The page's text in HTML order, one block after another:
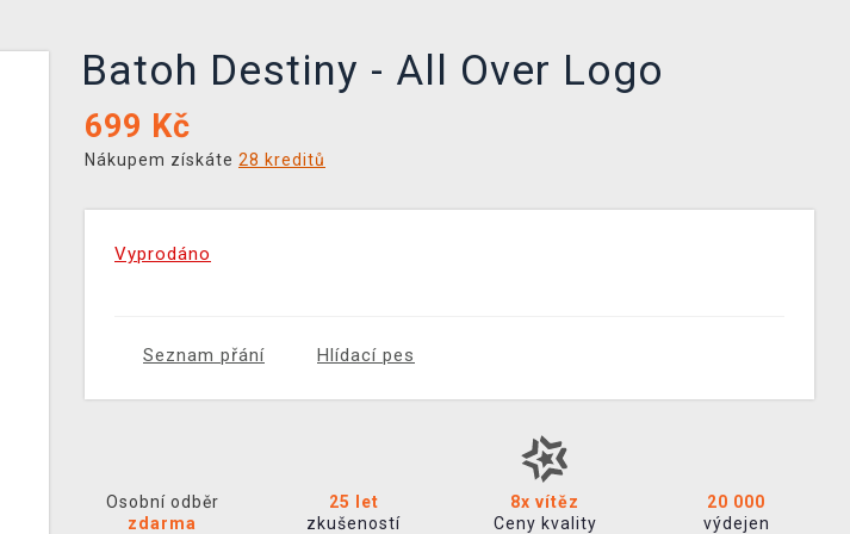
Batoh Destiny - All Over Logo
699 Kč
Nákupem získáte 28 kreditů
Vyprodáno
Seznam přání Hlídací pes
Osobní odběr
zdarma
25 let
zkušeností
8x vítěz
Ceny kvality
20 000
výdejen